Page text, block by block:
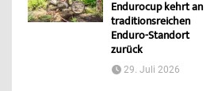
Endurocup kehrt an
traditionsreichen
Enduro-Standort
zurück
29. Juli 2026